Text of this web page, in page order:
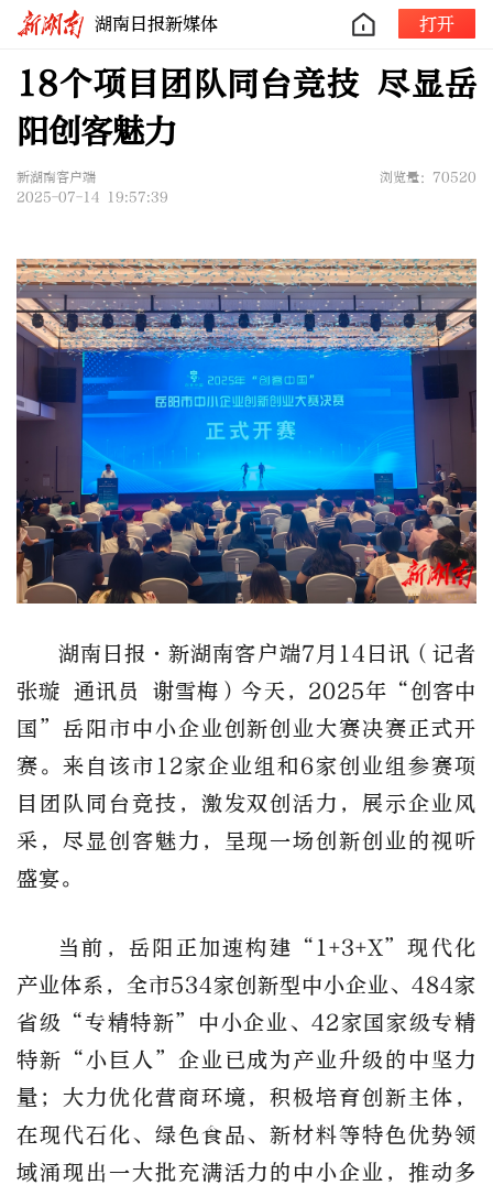
湖南日报新媒体 打开
18个项目团队同台竞技 尽显岳
阳创客魅力
新湖南客户端
浏览量：70520
2025-07-14 19:57:39
湖南日报 ·新湖南客户端7月 14 日讯（记者
张璇 通讯员 谢雪梅）今天， 2025年 “创客中
国” 岳阳市中小企业创新创业大赛决赛正式开
赛。来自该市 12家企业组和6家创业组参赛项
目团队同台竞技，激发双创活力，展示企业风
采，尽显创客魅力，呈现一场创新创业的视听
盛宴。
当前，岳阳正加速构建 “1+3+X” 现代化
产业体系，全市534家创新型中小企业、 484家
省级 “专精特新” 中小企业、42家国家级专精
特新 “小巨人” 企业已成为产业升级的中坚力
量；大力优化营商环境，积极培育创新主体，
在现代石化、绿色食品、新材料等特色优势领
域涌现出一大批充满活力的中小企业，推动多